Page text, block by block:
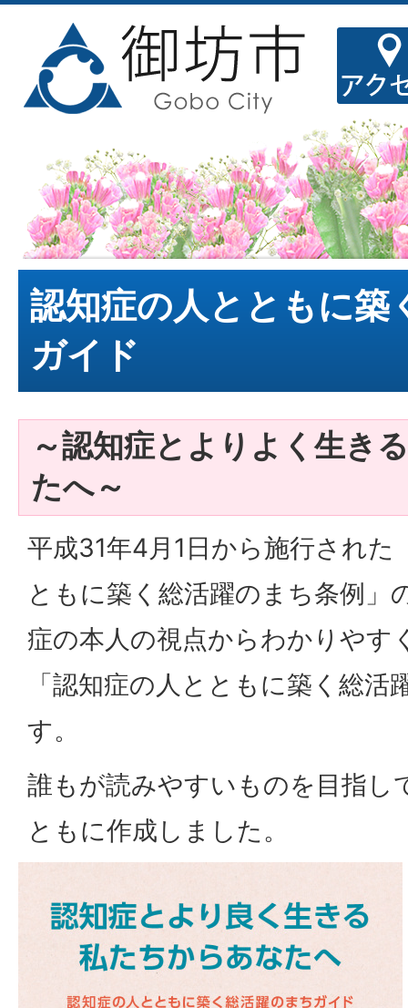
認知症の人とともに築
ガイド
～認知症とよりよく生き
たへ～
平成31年4月1日から施行された
ともに築く総活躍のまち条例」
症の本人の視点からわかりやす
「認知症の人とともに築く総
す。
誰もが読みやすいものを目指し
ともに作成しました。